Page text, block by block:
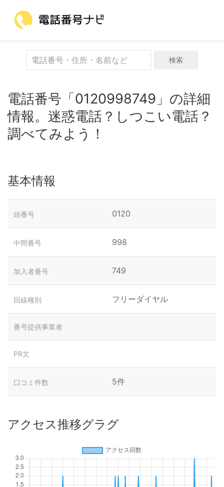
検索
電話番号「0120998749」の詳細
情報。迷惑電話？しつこい電話？
調べてみよう！
基本情報
頭番号 0120
中間番号 998
加入者番号 749
回線種別 フリーダイヤル
番号提供事業者
PR文
口コミ件数 5件
アクセス推移グラグ